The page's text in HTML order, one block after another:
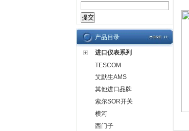
产品目录
进口仪表系列
TESCOM
艾默生AMS
其他进口品牌
索尔SOR开关
横河
西门子